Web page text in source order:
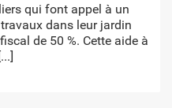
qui font appel à un
dans leur jardin
de 50 %. Cette aide à
[...]